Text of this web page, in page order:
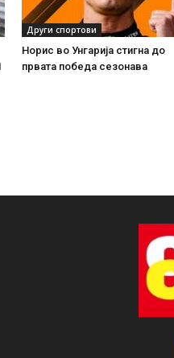
Други спортови
Норис во Унгарија стигна до
првата победа сезонава